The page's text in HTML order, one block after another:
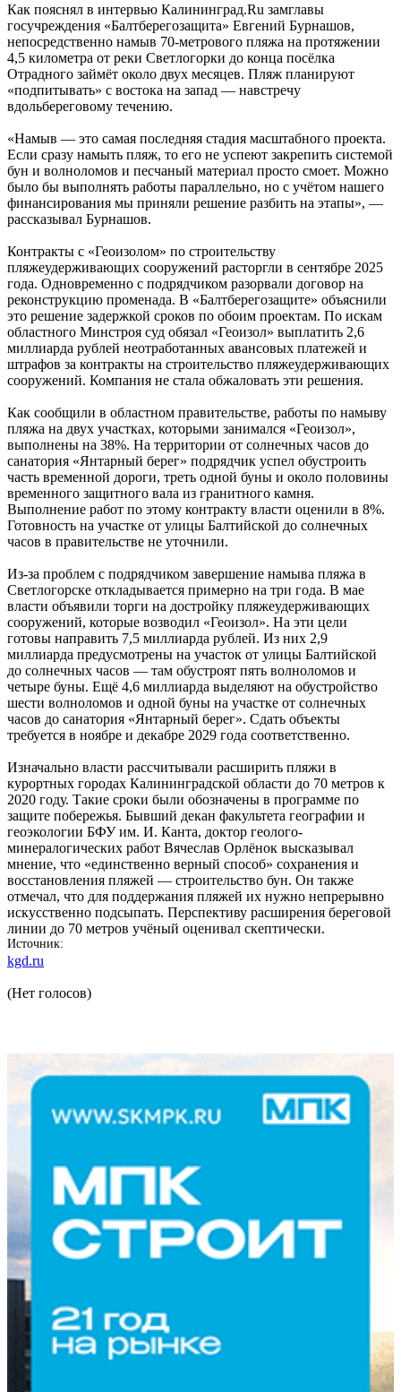
Как пояснял в интервью Калининград.Ru замглавы
госучреждения «Балтберегозащита» Евгений Бурнашов,
непосредственно намыв 70-метрового пляжа на протяжении
4,5 километра от реки Светлогорки до конца посёлка
Отрадного займёт около двух месяцев. Пляж планируют
«подпитывать» с востока на запад — навстречу
вдольбереговому течению.
«Намыв — это самая последняя стадия масштабного проекта.
Если сразу намыть пляж, то его не успеют закрепить системой
бун и волноломов и песчаный материал просто смоет. Можно
было бы выполнять работы параллельно, но с учётом нашего
финансирования мы приняли решение разбить на этапы», —
рассказывал Бурнашов.
Контракты с «Геоизолом» по строительству
пляжеудерживающих сооружений расторгли в сентябре 2025
года. Одновременно с подрядчиком разорвали договор на
реконструкцию променада. В «Балтберегозащите» объяснили
это решение задержкой сроков по обоим проектам. По искам
областного Минстроя суд обязал «Геоизол» выплатить 2,6
миллиарда рублей неотработанных авансовых платежей и
штрафов за контракты на строительство пляжеудерживающих
сооружений. Компания не стала обжаловать эти решения.
Как сообщили в областном правительстве, работы по намыву
пляжа на двух участках, которыми занимался «Геоизол»,
выполнены на 38%. На территории от солнечных часов до
санатория «Янтарный берег» подрядчик успел обустроить
часть временной дороги, треть одной буны и около половины
временного защитного вала из гранитного камня.
Выполнение работ по этому контракту власти оценили в 8%.
Готовность на участке от улицы Балтийской до солнечных
часов в правительстве не уточнили.
Из-за проблем с подрядчиком завершение намыва пляжа в
Светлогорске откладывается примерно на три года. В мае
власти объявили торги на достройку пляжеудерживающих
сооружений, которые возводил «Геоизол». На эти цели
готовы направить 7,5 миллиарда рублей. Из них 2,9
миллиарда предусмотрены на участок от улицы Балтийской
до солнечных часов — там обустроят пять волноломов и
четыре буны. Ещё 4,6 миллиарда выделяют на обустройство
шести волноломов и одной буны на участке от солнечных
часов до санатория «Янтарный берег». Сдать объекты
требуется в ноябре и декабре 2029 года соответственно.
Изначально власти рассчитывали расширить пляжи в
курортных городах Калининградской области до 70 метров к
2020 году. Такие сроки были обозначены в программе по
защите побережья. Бывший декан факультета географии и
геоэкологии БФУ им. И. Канта, доктор геолого-
минералогических работ Вячеслав Орлёнок высказывал
мнение, что «единственно верный способ» сохранения и
восстановления пляжей — строительство бун. Он также
отмечал, что для поддержания пляжей их нужно непрерывно
искусственно подсыпать. Перспективу расширения береговой
линии до 70 метров учёный оценивал скептически.
Источник
kgd.ru
(Нет голосов)